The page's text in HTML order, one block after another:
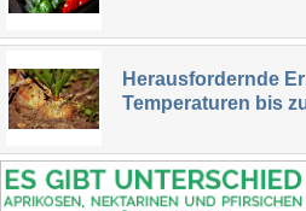
Herausfordernde
Temperaturen bis